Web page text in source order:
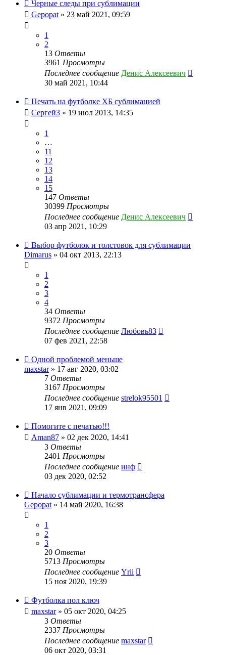
Черные следы при сублимации
Gepopat » 23 май 2021, 09:59
1
2
13 Ответы
3961 Просмотры
Последнее сообщение Денис Алексеевич
30 май 2021, 10:44
Печать на футболке ХБ сублимацией
Сергей3 » 19 июл 2013, 14:35
1
…
11
12
13
14
15
147 Ответы
30399 Просмотры
Последнее сообщение Денис Алексеевич
03 апр 2021, 10:29
Выбор футболок и толстовок для сублимации
Dimarus » 04 окт 2013, 22:13
1
2
3
4
34 Ответы
9372 Просмотры
Последнее сообщение Любовь83
07 фев 2021, 22:58
Одной проблемой меньше
maxstar» 17 авг 2020, 03:02
7 Ответы
3167 Просмотры
Последнее сообщение strelok95501
17 янв 2021, 09:09
Помогите с печатью!!!
Aman87 » 02 дек 2020, 14:41
3 Ответы
2401 Просмотры
Последнее сообщение инф
03 дек 2020, 02:52
Начало сублимации и термотрансфера
Gepopat » 14 май 2020, 16:38
1
2
3
20 Ответы
5713 Просмотры
Последнее сообщение Yrii
15 ноя 2020, 19:39
Футболка пол ключ
maxstar» 05 окт 2020, 04:25
3 Ответы
2337 Просмотры
Последнее сообщение maxstar
06 окт 2020, 03:31